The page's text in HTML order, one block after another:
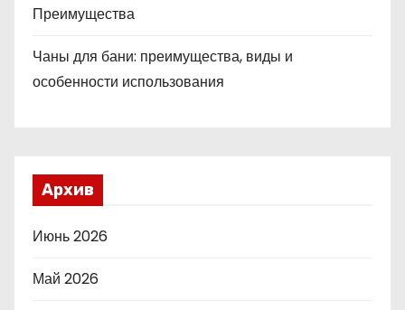
Преимущества
Чаны для бани: преимущества, виды и
особенности использования
Архив
Июнь 2026
Май 2026